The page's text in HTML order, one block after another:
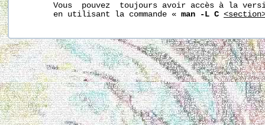
Vous  pouvez  toujours avoir accès à la
       en utilisant la commande «
man -L C